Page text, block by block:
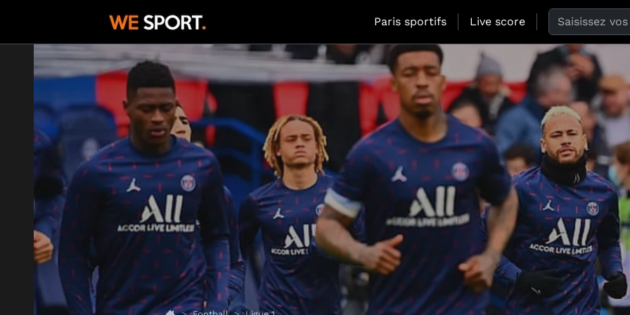
Paris sportifs Live score Search the